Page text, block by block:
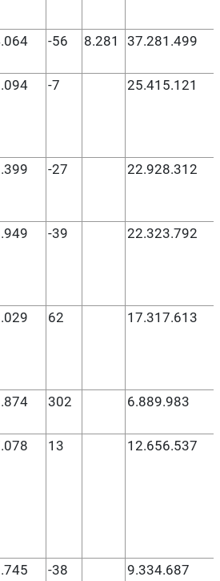
-56 8.281 37.281.499
-7 25.415.121
-27 22.928.312
-39 22.323.792
62 17.317.613
302 6.889.983
13 12.656.537
-38 9.334.687